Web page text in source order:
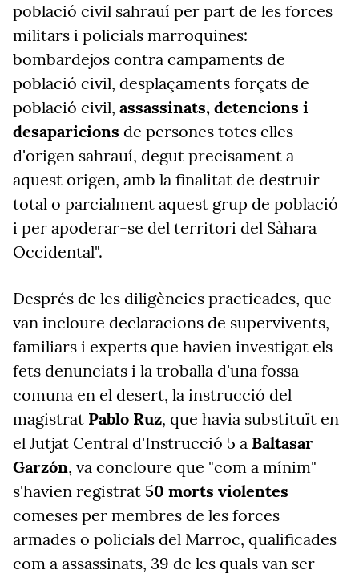
població civil sahrauí per part de les forces
militars i policials marroquines:
bombardejos contra campaments de
població civil, desplaçaments forçats de
població civil, assassinats, detencions i
desaparicions de persones totes elles
d'origen sahrauí, degut precisament a
aquest origen, amb la finalitat de destruir
total o parcialment aquest grup de població
i per apoderar-se del territori del Sàhara
Occidental".
Després de les diligències practicades, que
van incloure declaracions de supervivents,
familiars i experts que havien investigat els
fets denunciats i la troballa d'una fossa
comuna en el desert, la instrucció del
magistrat Pablo Ruz, que havia substituït en
el Jutjat Central d'Instrucció 5 a Baltasar
Garzón, va concloure que "com a mínim"
s'havien registrat 50 morts violentes
comeses per membres de les forces
armades o policials del Marroc, qualificades
com a assassinats, 39 de les quals van ser